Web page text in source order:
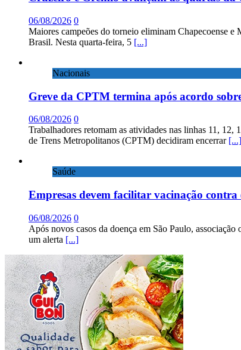
06/08/2026 0
Maiores campeões do torneio eliminam Chapecoense
Brasil. Nesta quarta-feira, 5 [...]
Nacionais
Greve da CPTM termina após acordo
06/08/2026 0
Trabalhadores retomam as atividades nas linhas 11,
de Trens Metropolitanos (CPTM) decidiram encerrar [...]
Saúde
Empresas devem facilitar vacinação contra
06/08/2026 0
Após novos casos da doença em São Paulo,
um alerta [...]